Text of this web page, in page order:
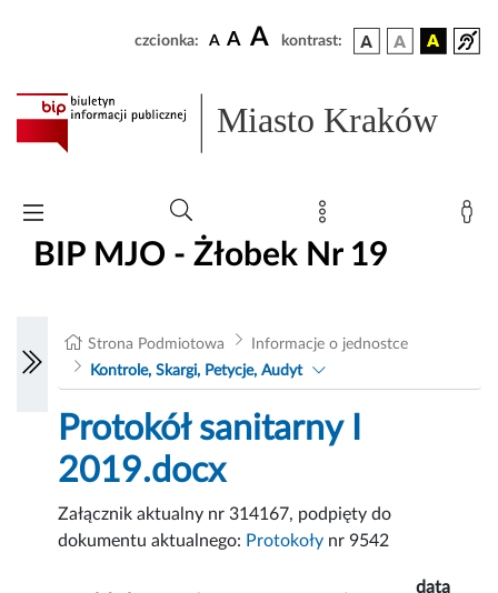
czcionka: A A A kontrast:
Miasto Kraków
BIP MJO - Żłobek Nr 19
Strona Podmiotowa
Informacje o jednostce
Kontrole, Skargi, Petycje, Audyt
Protokół sanitarny I
2019.docx
Załącznik aktualny nr 314167, podpięty do
dokumentu aktualnego: Protokoły nr 9542
data